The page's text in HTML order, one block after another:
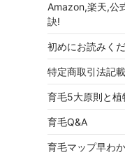
Amazon,楽天,公
訣!
初めにお読みく
特定商取引法記
育毛5大原則と植
育毛Q&A
育毛マップ早わか